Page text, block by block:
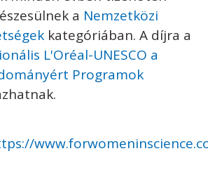
a Nemzetközi
kategóriában. A díjra a
L'Oréal-UNESCO a
Programok